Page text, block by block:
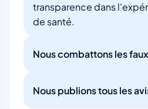
transparence dans
de santé.
Nous combattons les
Nous publions tous les